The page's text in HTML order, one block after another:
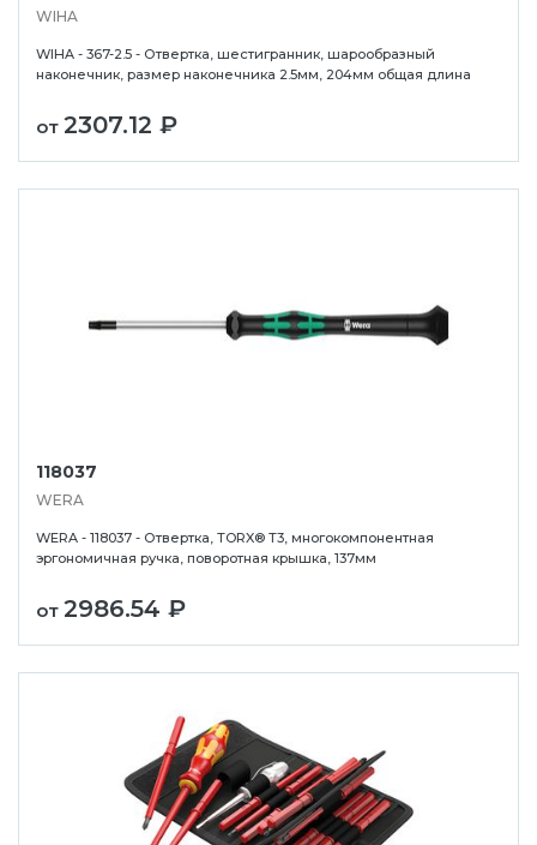
WIHA
WIHA - 367-2.5 - Отвертка, шестигранник, шарообразный
наконечник, размер наконечника 2.5мм, 204мм общая длина
от 2307.12 ₽
118037
WERA
WERA - 118037 - Отвертка, TORX® T3, многокомпонентная
эргономичная ручка, поворотная крышка, 137мм
от 2986.54 ₽